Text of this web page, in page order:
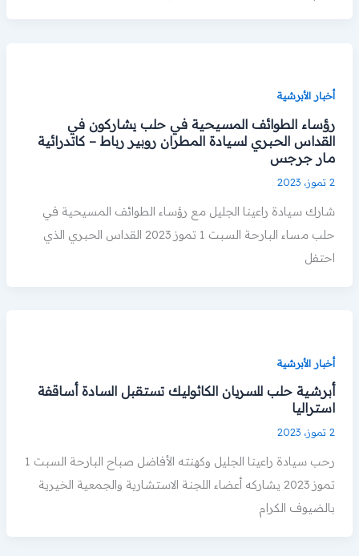
أخبار الأبرشية
رؤساء الطوائف المسيحية في حلب يشاركون في
القداس الحبري لسيادة المطران روبير رباط – كاتدرائية
مار جرجس
2 تموز، 2023
شارك سيادة راعينا الجليل مع رؤساء الطوائف المسيحية في
حلب مساء البارحة السبت 1 تموز 2023 القداس الحبري الذي
احتفل
أخبار الأبرشية
أبرشية حلب للسريان الكاثوليك تستقبل السادة أساقفة
استراليا
2 تموز، 2023
رحب سيادة راعينا الجليل وكهنته الأفاضل صباح البارحة السبت 1
تموز 2023 يشاركه أعضاء اللجنة الاستشارية والجمعية الخيرية
بالضيوف الكرام